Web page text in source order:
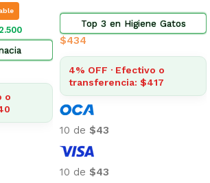
o
Top 3 en Higiene Gatos
$434
4% OFF · Efectivo o
transferencia: $417
10 de $43
10 de $43